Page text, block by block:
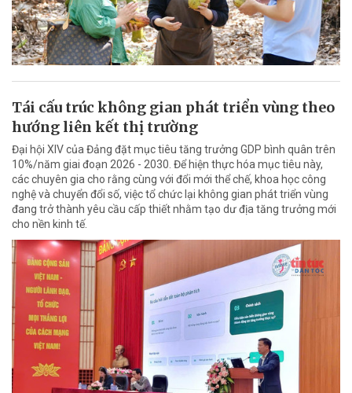
Tái cấu trúc không gian phát triển vùng theo
hướng liên kết thị trường
Đại hội XIV của Đảng đặt mục tiêu tăng trưởng GDP bình quân trên
10%/năm giai đoạn 2026 - 2030. Để hiện thực hóa mục tiêu này,
các chuyên gia cho rằng cùng với đổi mới thể chế, khoa học công
nghệ và chuyển đổi số, việc tổ chức lại không gian phát triển vùng
đang trở thành yêu cầu cấp thiết nhằm tạo dư địa tăng trưởng mới
cho nền kinh tế.